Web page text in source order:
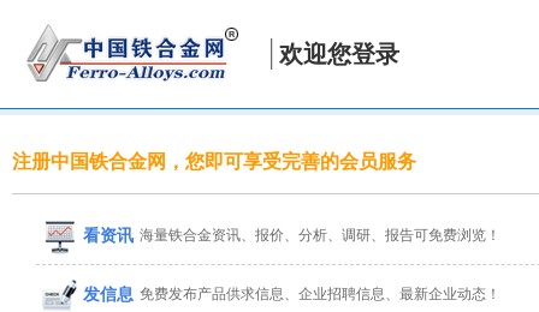
欢迎您登录
注册中国铁合金网，您即可享受完善的会员服务
看资讯 海量铁合金资讯、报价、分析、调研、报告可免费浏览！
发信息 免费发布产品供求信息、企业招聘信息、最新企业动态！